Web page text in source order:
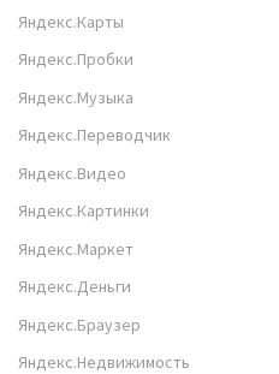
Яндекс.Карты
Яндекс.Пробки
Яндекс.Музыка
Яндекс.Переводчик
Яндекс.Видео
Яндекс.Картинки
Яндекс.Маркет
Яндекс.Деньги
Яндекс.Браузер
Яндекс.Недвижимость